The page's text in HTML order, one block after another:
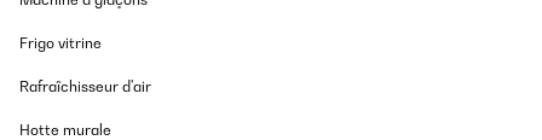
Frigo vitrine
Rafraîchisseur d'air
Hotte murale